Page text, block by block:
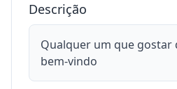
Descrição
Qualquer um que gostar
bem-vindo